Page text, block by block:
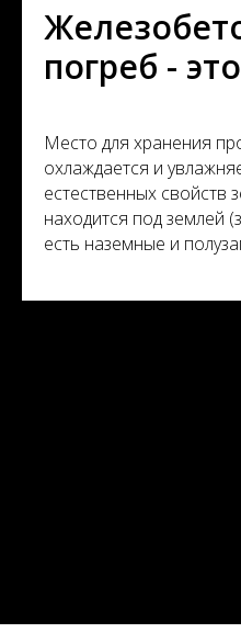
погреб - это
Место для хранения
охлаждается и
естественных свойств
находится под землей
есть наземные и